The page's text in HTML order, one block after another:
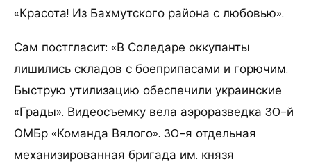
«Красота! Из Бахмутского района с любовью».
Сам постгласит: «В Соледаре оккупанты
лишились складов с боеприпасами и горючим.
Быструю утилизацию обеспечили украинские
«Грады». Видеосъемку вела аэроразведка 30-й
ОМБр «Команда Вялого». 30-я отдельная
механизированная бригада им. князя